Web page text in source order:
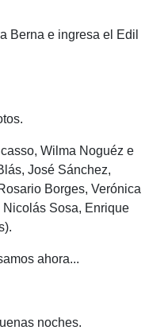
Berna e ingresa el Edil
Wilma Noguéz e
José Sánchez,
Borges, Verónica
Sosa, Enrique
ahora...
noches.